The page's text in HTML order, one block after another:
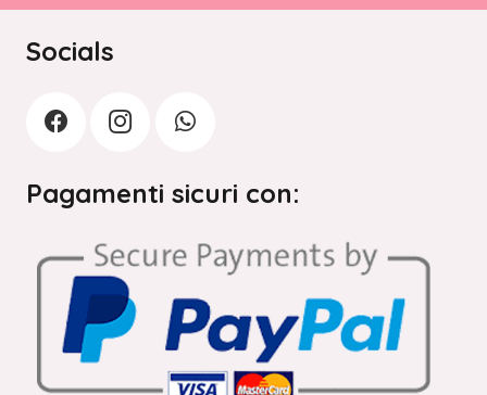
Socials
Pagamenti sicuri con: